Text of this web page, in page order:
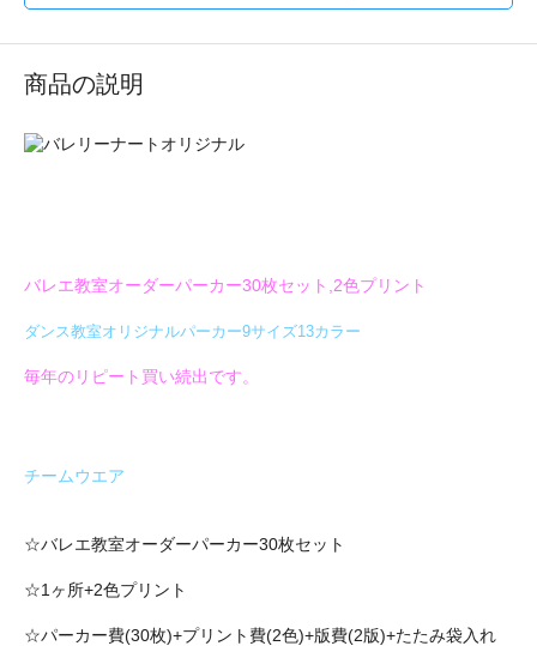
商品の説明
バレエ教室オーダーパーカー30枚セット,2色プリント
ダンス教室オリジナルパーカー9サイズ13カラー
毎年のリピート買い続出です。
チームウエア
☆バレエ教室オーダーパーカー30枚セット
☆1ヶ所+2色プリント
☆パーカー費(30枚)+プリント費(2色)+版費(2版)+たたみ袋入れ